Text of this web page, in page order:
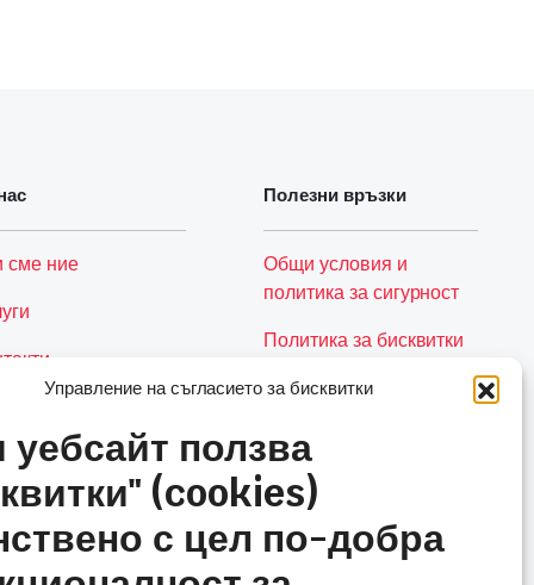
Управление на съгласието за бисквитки
уебсайт ползва
(cookies)
с цел по-добра
сме ние
Полезни връзки
Общи условия и
политика за сигурност
Политика за бисквитки